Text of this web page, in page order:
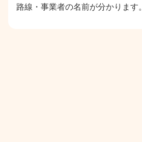
路線・事業者の名前が分かります。